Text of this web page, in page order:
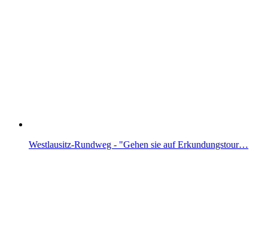
Westlausitz-Rundweg - "Gehen sie auf Erkundungstour…